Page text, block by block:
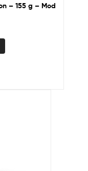
– 155 g – Mod